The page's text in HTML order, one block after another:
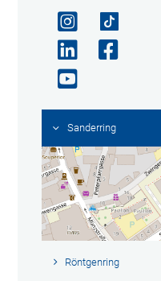
Sanderring
Röntgenring